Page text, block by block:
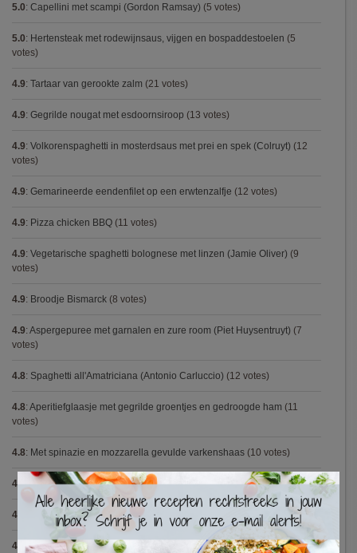
5.0: Capellini met scampi (Gordon Ramsay) (5 votes)
5.0: Hertensteak met rodewijnsaus, vijgen en bospaddestoelen (5
votes)
4.9: Tartaar van gerookte zalm (21 votes)
4.9: Gegrilde nougat met esdoornsiroop (13 votes)
4.9: Volkorenspaghetti in mosterdsaus met prei en spek (Colruyt) (12
votes)
4.9: Gemarineerde eendenfilet op een erwtenzalfje (12 votes)
4.9: Pizza chicken BBQ (11 votes)
4.9: Vegetarische spaghetti bolognese met linzen (Jamie Oliver) (9
votes)
4.9: Broodje Bismarck (8 votes)
4.9: Aspergepuree met garnalen en zure room (Piet Huysentruyt) (7
votes)
4.8: Spaghetti all'Amatriciana (Antonio Carluccio) (12 votes)
4.8: Aperitiefglaasje met gegrilde groentjes en gedroogde ham (11
votes)
4.8: Met spinazie en mozzarella gevulde varkenshaas (10 votes)
4.8:Gegrilde pesto toastjes(8 votes)
4.8 Seafood chowder (6 votes)
4.8 :Zalmfilet op een bedje van asperges (5 votes)
×